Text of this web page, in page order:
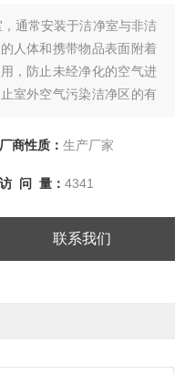
通常安装于洁净室与非洁
人体和携带物品表面附着
，防止未经净化的空气进
室外空气污染洁净区的有
厂商性质： 生产厂家
访 问 量： 4341
联系我们